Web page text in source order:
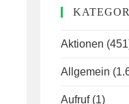
Aktionen
Allgemein
Aufruf (1)